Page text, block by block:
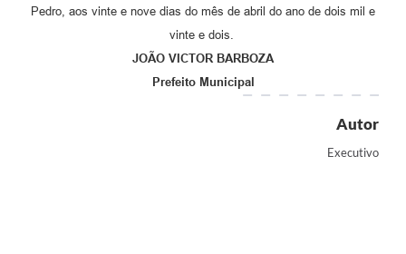
Pedro, aos vinte e nove dias do mês de abril do ano de dois mil e
vinte e dois.
JOÃO VICTOR BARBOZA
Prefeito Municipal
Autor
Executivo